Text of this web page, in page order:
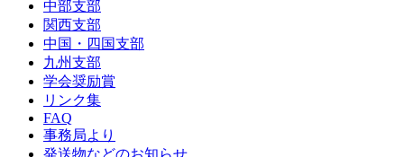
中部支部
関西支部
中国・四国支部
九州支部
学会奨励賞
リンク集
FAQ
事務局より
発送物などのお知らせ